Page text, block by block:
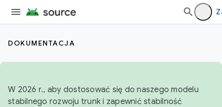
DOKUMENTACJA
W 2026 r., aby dostosować się do naszego modelu
stabilnego rozwoju trunk i zapewnić stabilność